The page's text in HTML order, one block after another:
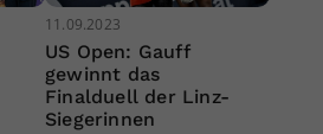
11.09.2023
US Open: Gauff
gewinnt das
Finalduell der Linz-
Siegerinnen